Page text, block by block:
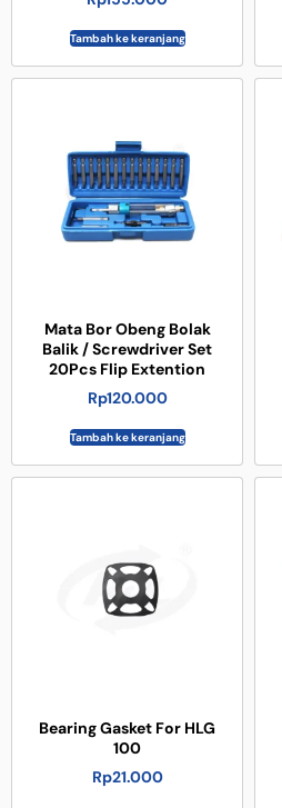
Tambah ke keranjang
Mata Bor Obeng Bolak
Balik / Screwdriver Set
20Pcs Flip Extention
Rp120.000
Tambah ke keranjang
Bearing Gasket For HLG
100
Rp21.000